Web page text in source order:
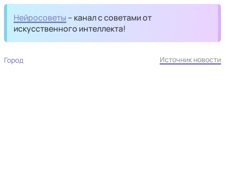
Нейросоветы – канал с советами от
искусственного интеллекта!
Город Источник новости